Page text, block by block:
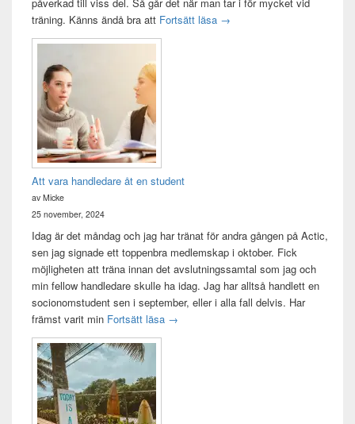
träning. Känns ändå bra att Fortsätt läsa Träningsvärken från helvetet
→
Att vara handledare åt en student
av Micke
25 november, 2024
Idag är det måndag och jag har tränat för andra gången på Actic,
sen jag signade ett toppenbra medlemskap i oktober. Fick
möjligheten att träna innan det avslutningssamtal som jag och
min fellow handledare skulle ha idag. Jag har alltså handlett en
socionomstudent sen i september, eller i alla fall delvis. Har
främst varit min Fortsätt läsa Att vara handledare åt en student
→